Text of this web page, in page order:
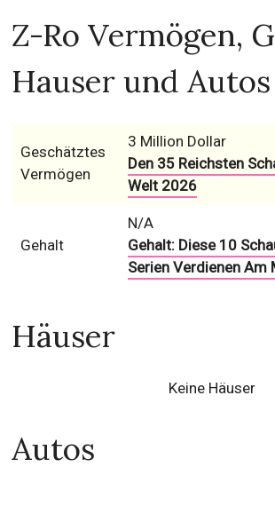
Z-Ro Vermögen,
Hauser und Autos
Geschätztes
Vermögen
3 Million Dollar
Den 35 Reichsten
Welt 2026
Gehalt
N/A
Gehalt: Diese 10
Serien Verdienen Am
Häuser
Keine Häuser
Autos